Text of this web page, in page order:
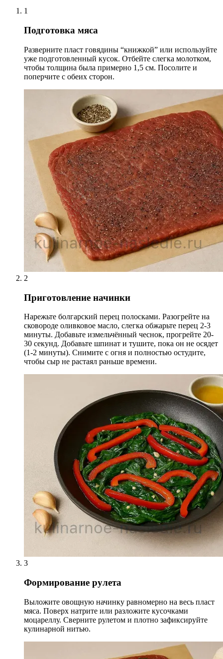
1
Подготовка мяса
Разверните пласт говядины “книжкой” или используйте
уже подготовленный кусок. Отбейте слегка молотком,
чтобы толщина была примерно 1,5 см. Посолите и
поперчите с обеих сторон.
2
Приготовление начинки
Нарежьте болгарский перец полосками. Разогрейте на
сковороде оливковое масло, слегка обжарьте перец 2-3
минуты. Добавьте измельчённый чеснок, прогрейте 20-
30 секунд. Добавьте шпинат и тушите, пока он не осядет
(1-2 минуты). Снимите с огня и полностью остудите,
чтобы сыр не растаял раньше времени.
3
Формирование рулета
Выложите овощную начинку равномерно на весь пласт
мяса. Поверх натрите или разложите кусочками
моцареллу. Cверните рулетом и плотно зафиксируйте
кулинарной нитью.